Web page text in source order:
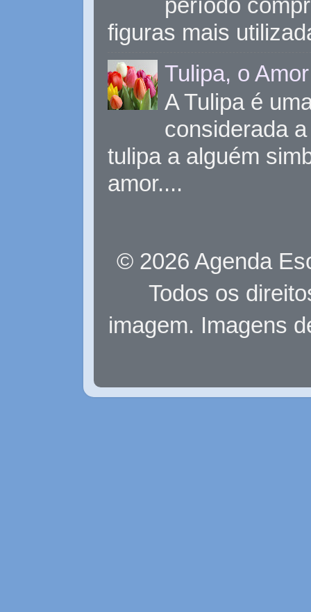
figuras mais
Tulipa, o
A Tulipa é
considerada
tulipa a alguém
amor....
© 2026 Agenda
Todos os
imagem. Imagens